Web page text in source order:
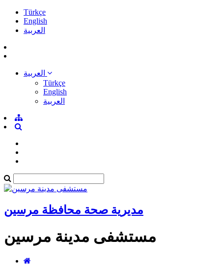
Türkçe
English
العربية
Türkçe
English
العربية
مديرية صحة محافظة مرسين
مستشفى مدينة مرسين